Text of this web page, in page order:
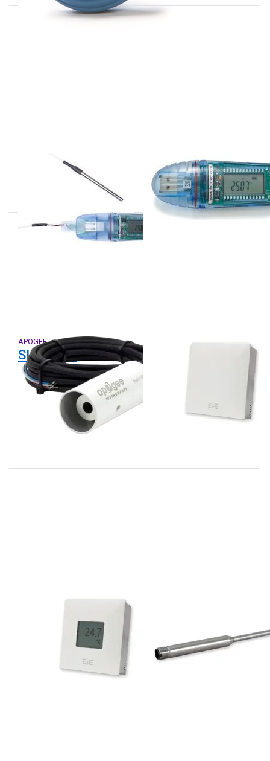
Microlite datalogger met
Microlite datalogger voor
temperatuur
APOGEE
SI-111-SS
zonder display
temperatuur
transmitter serie
inclusief display